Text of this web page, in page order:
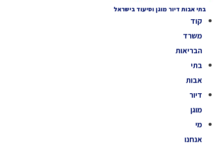
בתי אבות דיור מוגן וסיעוד בישראל
קוד
משרד
הבריאות
בתי
אבות
דיור
מוגן
מי
אנחנו